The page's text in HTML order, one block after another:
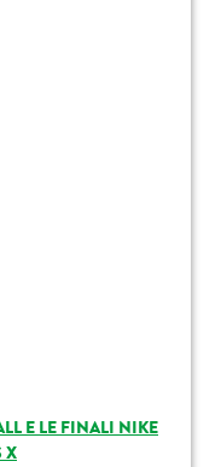
E LE FINALI NIKE
X